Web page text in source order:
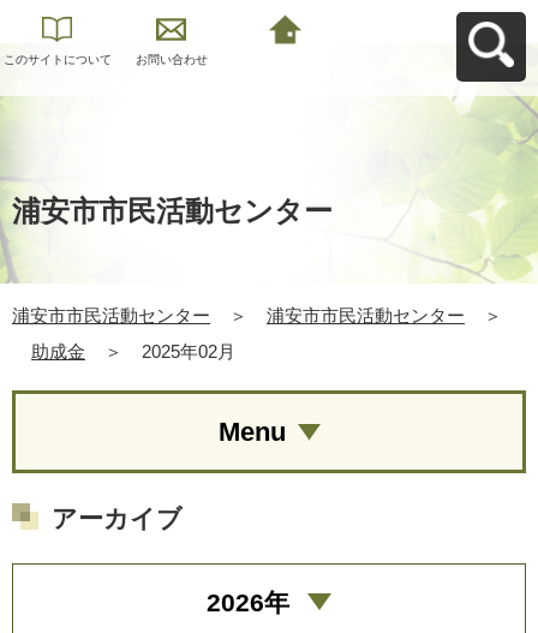
このサイトについて お問い合わせ
浦安市市民活動センター
浦安市市民活動センター ＞ 浦安市市民活動センター
＞
助成金
＞ 2025年02月
Menu
アーカイブ
2026年